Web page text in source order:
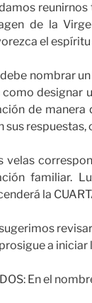
de la
el
debe nombrar
como designar
de manera
sus
velas
familiar.
la
a
En el